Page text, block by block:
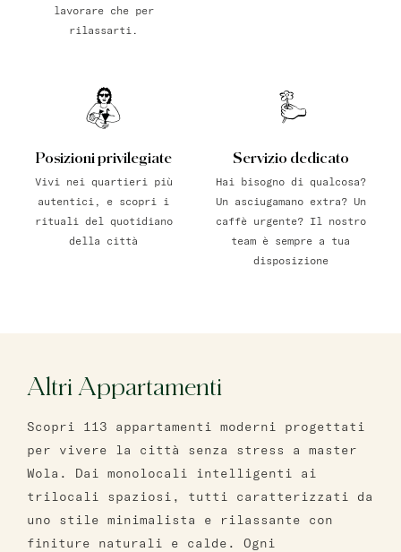
lavorare che per
rilassarti.
Posizioni privilegiate
Vivi nei quartieri più
autentici, e scopri i
rituali del quotidiano
della città
Servizio dedicato
Hai bisogno di qualcosa?
Un asciugamano extra? Un
caffè urgente? Il nostro
team è sempre a tua
disposizione
Altri Appartamenti
Scopri 113 appartamenti moderni progettati
per vivere la città senza stress a master
Wola. Dai monolocali intelligenti ai
trilocali spaziosi, tutti caratterizzati da
uno stile minimalista e rilassante con
finiture naturali e calde. Ogni